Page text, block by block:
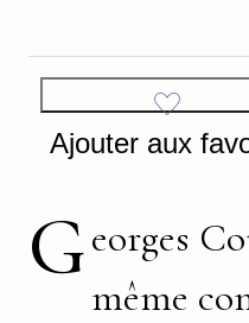
Ajouter aux
Georges
même